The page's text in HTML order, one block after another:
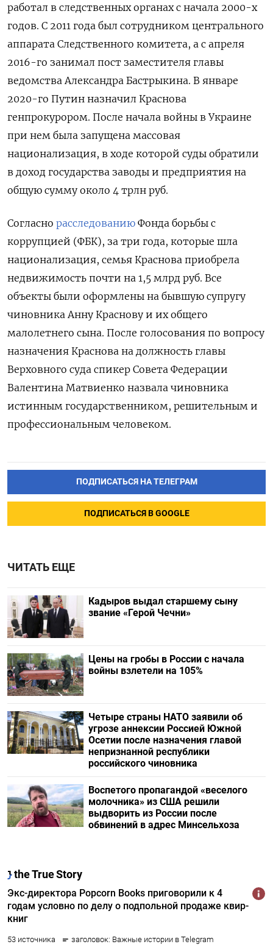
работал в следственных органах с начала 2000-х
годов. С 2011 года был сотрудником центрального
аппарата Следственного комитета, а с апреля
2016-го занимал пост заместителя главы
ведомства Александра Бастрыкина. В январе
2020-го Путин назначил Краснова
генпрокурором. После начала войны в Украине
при нем была запущена массовая
национализация, в ходе которой суды обратили
в доход государства заводы и предприятия на
общую сумму около 4 трлн руб.
Согласно расследованию Фонда борьбы с
коррупцией (ФБК), за три года, которые шла
национализация, семья Краснова приобрела
недвижимость почти на 1,5 млрд руб. Все
объекты были оформлены на бывшую супругу
чиновника Анну Краснову и их общего
малолетнего сына. После голосования по вопросу
назначения Краснова на должность главы
Верховного суда спикер Совета Федерации
Валентина Матвиенко назвала чиновника
истинным государственником, решительным и
профессиональным человеком.
ПОДПИСАТЬСЯ НА ТЕЛЕГРАМ
ПОДПИСАТЬСЯ В GOOGLE
ЧИТАТЬ ЕЩЕ
Кадыров выдал старшему сыну
звание «Герой Чечни»
Цены на гробы в России с начала
войны взлетели на 105%
Четыре страны НАТО заявили об
угрозе аннексии Россией Южной
Осетии после назначения главой
непризнанной республики
российского чиновника
Воспетого пропагандой «веселого
молочника» из США решили
выдворить из России после
обвинений в адрес Минсельхоза